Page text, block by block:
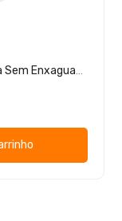
Mustela Leite de Limpeza Sem Enxaguamento